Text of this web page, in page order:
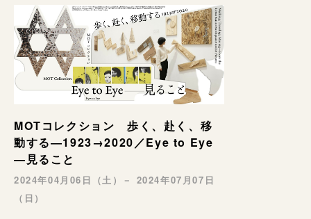
MOTコレクション 歩く、赴く、移
動する―1923→2020／Eye to Eye
—見ること
2024年04月06日（土）－ 2024年07月07日
（日）